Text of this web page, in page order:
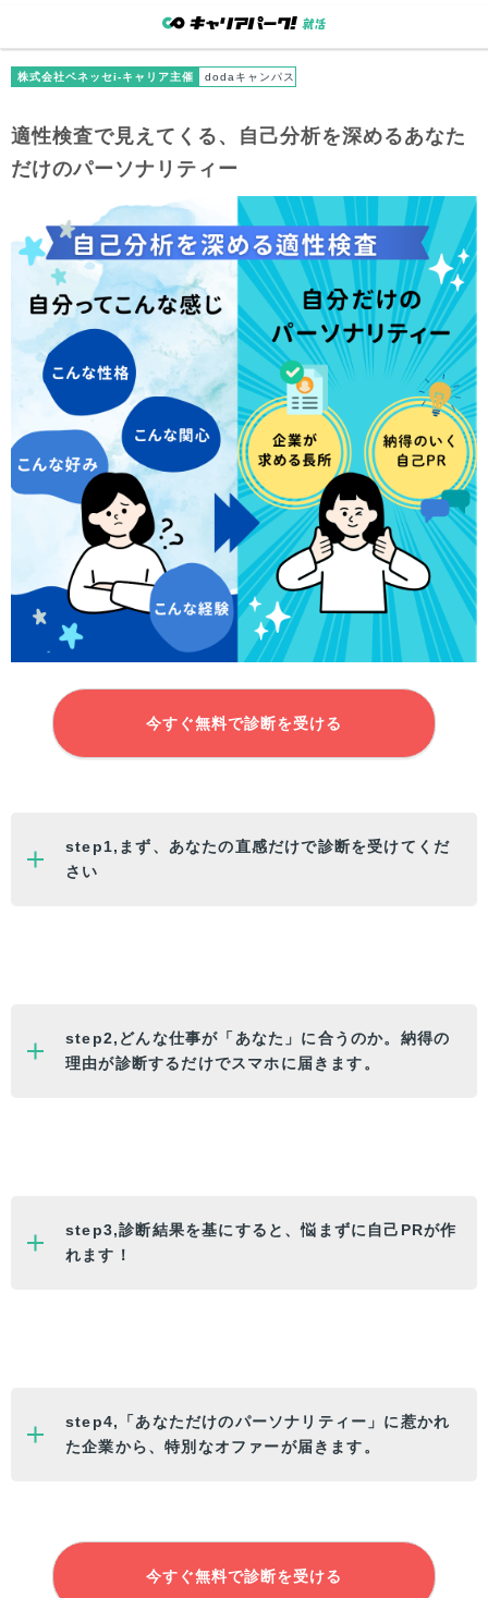
株式会社ベネッセi-キャリア主催 dodaキャンパス
適性検査で見えてくる、自己分析を深めるあなた
だけのパーソナリティー
今すぐ無料で診断を受ける
step1,まず、 あなたの直感だけで診断を受けてくだ
さい
step2,どんな仕事が「 あなた 」に合うのか。納得の
理由が診断するだけでスマホに届きます。
step3,診断結果を基にすると、悩まずに自己PRが作
れます！
step4,「あなただけのパーソナリティー」に惹かれ
た企業から、特別なオファーが届きます。
今すぐ無料で診断を受ける